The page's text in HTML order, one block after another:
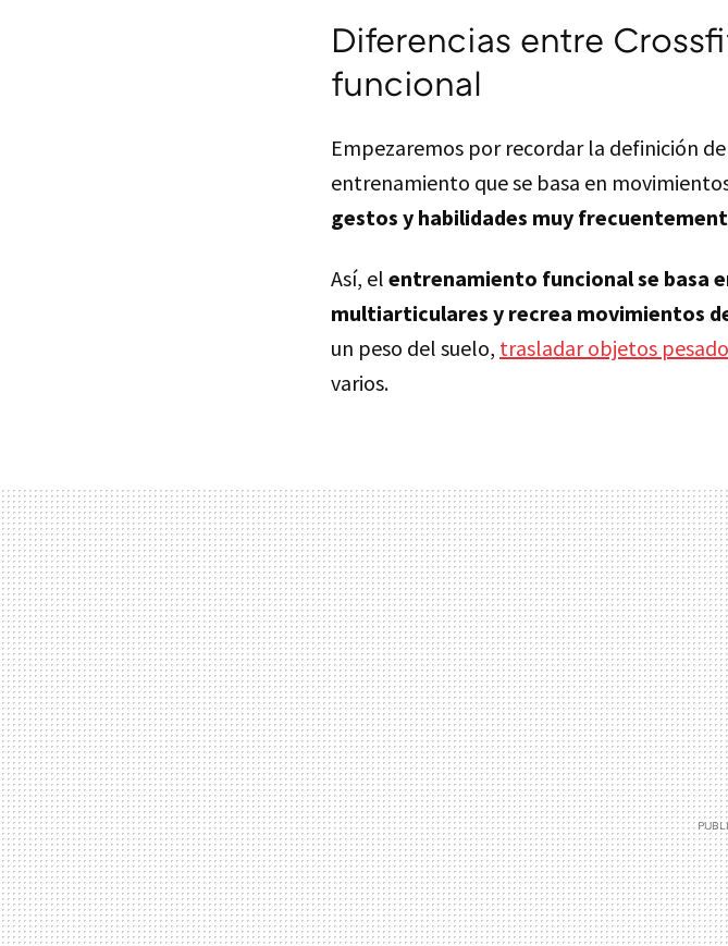
Diferencias entre
funcional
Empezaremos por recordar la definición
entrenamiento que se basa en
gestos y habilidades muy
Así, el entrenamiento funcional se basa
multiarticulares y recrea movimientos
un peso del suelo, trasladar objetos
varios.